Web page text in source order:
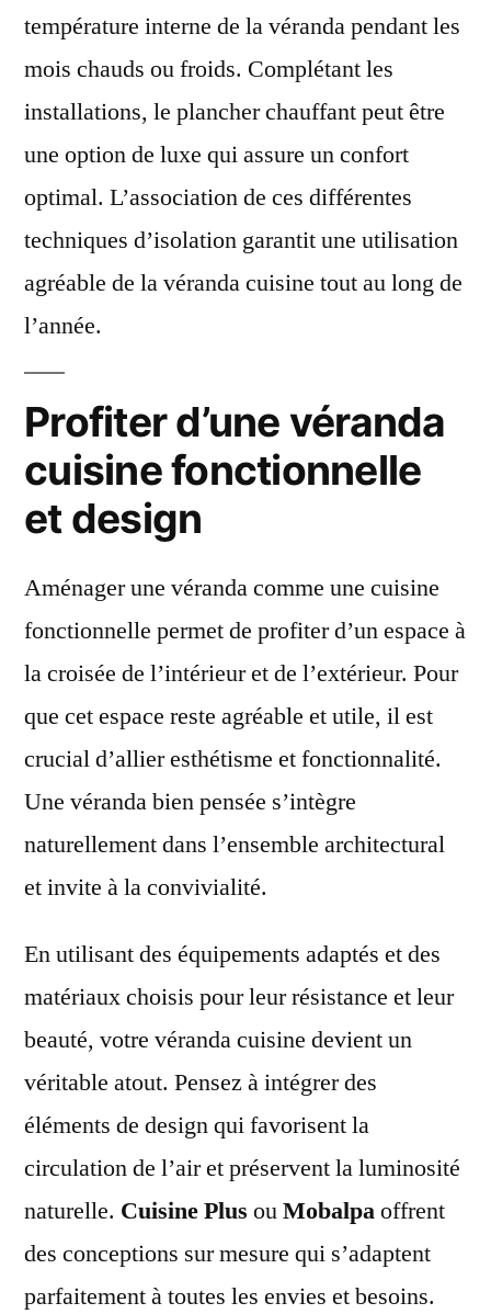
température interne de la véranda pendant les
mois chauds ou froids. Complétant les
installations, le plancher chauffant peut être
une option de luxe qui assure un confort
optimal. L’association de ces différentes
techniques d’isolation garantit une utilisation
agréable de la véranda cuisine tout au long de
l’année.
Profiter d’une véranda
cuisine fonctionnelle
et design
Aménager une véranda comme une cuisine
fonctionnelle permet de profiter d’un espace à
la croisée de l’intérieur et de l’extérieur. Pour
que cet espace reste agréable et utile, il est
crucial d’allier esthétisme et fonctionnalité.
Une véranda bien pensée s’intègre
naturellement dans l’ensemble architectural
et invite à la convivialité.
En utilisant des équipements adaptés et des
matériaux choisis pour leur résistance et leur
beauté, votre véranda cuisine devient un
véritable atout. Pensez à intégrer des
éléments de design qui favorisent la
circulation de l’air et préservent la luminosité
naturelle. Cuisine Plus ouMobalpaoffrent
des conceptions sur mesure qui s’adaptent
parfaitement à toutes les envies et besoins.